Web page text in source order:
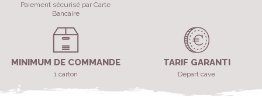
Paiement sécurisé par Carte
Bancaire
MINIMUM DE COMMANDE
1 carton
TARIF GARANTI
Départ cave